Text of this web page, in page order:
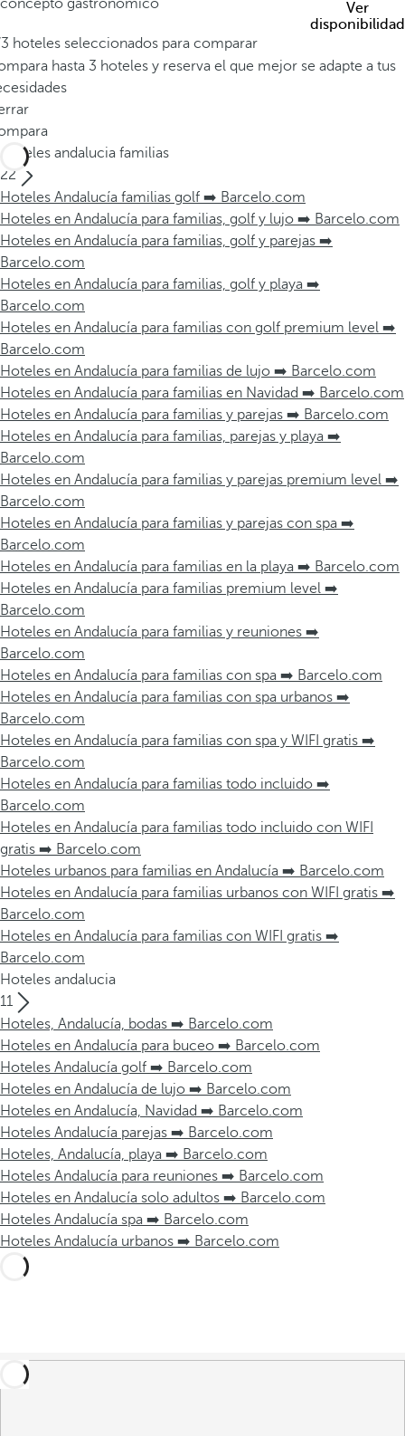
concepto gastronómico
Ver
disponibilidad
hoteles seleccionados para comparar
hasta 3 hoteles y reserva el que mejor se adapte a tus
Hoteles andalucia familias
22
Hoteles Andalucía familias golf ➡️ Barcelo.com
Hoteles en Andalucía para familias, golf y lujo ➡️ Barcelo.com
Hoteles en Andalucía para familias, golf y parejas ➡️
Barcelo.com
Hoteles en Andalucía para familias, golf y playa ➡️
Barcelo.com
Hoteles en Andalucía para familias con golf premium level ➡️
Barcelo.com
Hoteles en Andalucía para familias de lujo ➡️ Barcelo.com
Hoteles en Andalucía para familias en Navidad ➡️ Barcelo.com
Hoteles en Andalucía para familias y parejas ➡️ Barcelo.com
Hoteles en Andalucía para familias, parejas y playa ➡️
Barcelo.com
Hoteles en Andalucía para familias y parejas premium level ➡️
Barcelo.com
Hoteles en Andalucía para familias y parejas con spa ➡️
Barcelo.com
Hoteles en Andalucía para familias en la playa ➡️ Barcelo.com
Hoteles en Andalucía para familias premium level ➡️
Barcelo.com
Hoteles en Andalucía para familias y reuniones ➡️
Barcelo.com
Hoteles en Andalucía para familias con spa ➡️ Barcelo.com
Hoteles en Andalucía para familias con spa urbanos ➡️
Barcelo.com
Hoteles en Andalucía para familias con spa y WIFI gratis ➡️
Barcelo.com
Hoteles en Andalucía para familias todo incluido ➡️
Barcelo.com
Hoteles en Andalucía para familias todo incluido con WIFI
gratis ➡️ Barcelo.com
Hoteles urbanos para familias en Andalucía ➡️ Barcelo.com
Hoteles en Andalucía para familias urbanos con WIFI gratis ➡️
Barcelo.com
Hoteles en Andalucía para familias con WIFI gratis ➡️
Barcelo.com
Hoteles andalucia
11
Hoteles, Andalucía, bodas ➡️ Barcelo.com
Hoteles en Andalucía para buceo ➡️ Barcelo.com
Hoteles Andalucía golf ➡️ Barcelo.com
Hoteles en Andalucía de lujo ➡️ Barcelo.com
Hoteles en Andalucía, Navidad ➡️ Barcelo.com
Hoteles Andalucía parejas ➡️ Barcelo.com
Hoteles, Andalucía, playa ➡️ Barcelo.com
Hoteles Andalucía para reuniones ➡️ Barcelo.com
Hoteles en Andalucía solo adultos ➡️ Barcelo.com
Hoteles Andalucía spa ➡️ Barcelo.com
Hoteles Andalucía urbanos ➡️ Barcelo.com